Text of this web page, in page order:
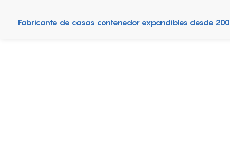
Fabricante de casas contenedor expandibles desde